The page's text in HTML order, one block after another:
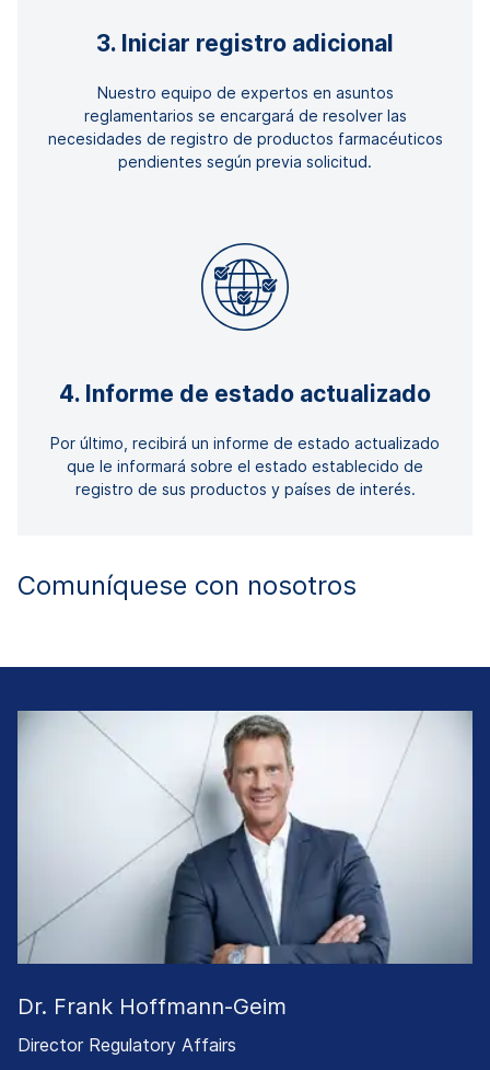
3. Iniciar registro adicional
Nuestro equipo de expertos en asuntos
reglamentarios se encargará de resolver las
necesidades de registro de productos farmacéuticos
pendientes según previa solicitud.
4. Informe de estado actualizado
Por último, recibirá un informe de estado actualizado
que le informará sobre el estado establecido de
registro de sus productos y países de interés.
Comuníquese con nosotros
Dr. Frank Hoffmann-Geim
Director Regulatory Affairs